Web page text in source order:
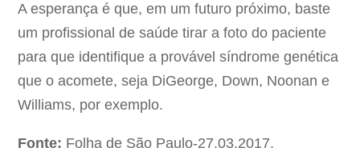
A esperança é que, em um futuro próximo, baste
um profissional de saúde tirar a foto do paciente
para que identifique a provável síndrome genética
que o acomete, seja DiGeorge, Down, Noonan e
Williams, por exemplo.
Fonte: Folha de São Paulo-27.03.2017.